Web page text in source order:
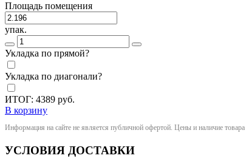
Площадь помещения
упак.
Укладка по прямой?
Укладка по диагонали?
ИТОГ: 4389 руб.
В корзину
Информация на сайте не является публичной офертой. Цены и наличие
УСЛОВИЯ ДОСТАВКИ